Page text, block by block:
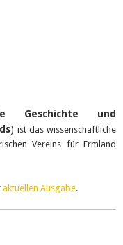
Geschichte und
)ist das wissenschaftliche
Vereins für Ermland
aktuellen Ausgabe.